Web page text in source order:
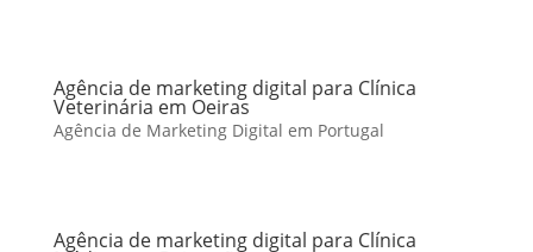
Agência de marketing digital para Clínica
Veterinária em Oeiras
Agência de Marketing Digital em Portugal
Agência de marketing digital para Clínica